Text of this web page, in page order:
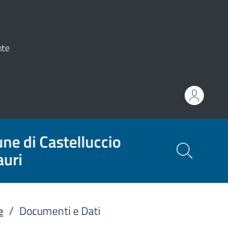
di Castelluccio
/ Documenti e Dati